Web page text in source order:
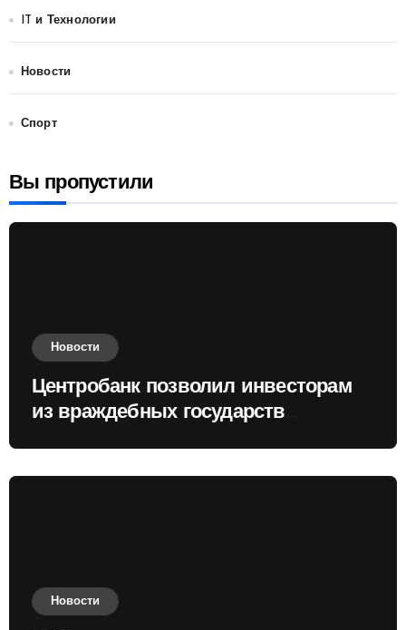
IT и Технологии
Новости
Спорт
Вы пропустили
Новости
Центробанк позволил инвесторам
из враждебных государств
Новости